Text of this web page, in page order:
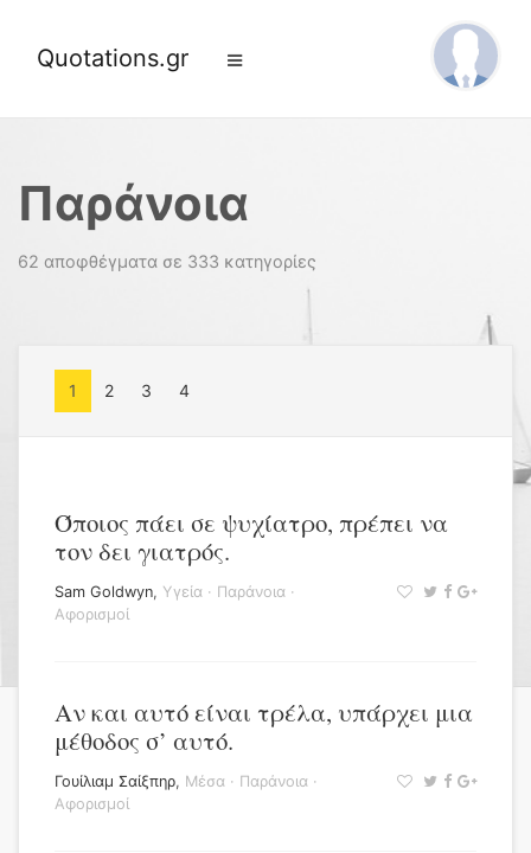
Quotations.gr
Παράνοια
62 αποφθέγματα σε 333 κατηγορίες
1 2 3 4
Όποιος πάει σε ψυχίατρο, πρέπει να
τον δει γιατρός.
Sam Goldwyn, Υγεία · Παράνοια ·
Αφορισμοί
Αν και αυτό είναι τρέλα, υπάρχει μια
μέθοδος σ’ αυτό.
Γουίλιαμ Σαίξπηρ, Μέσα · Παράνοια ·
Αφορισμοί